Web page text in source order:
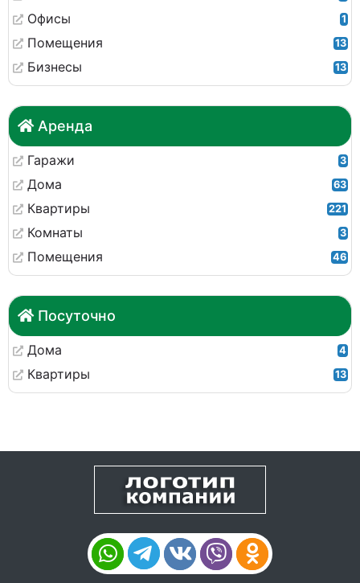
Офисы 1
Помещения 13
Бизнесы 13
Аренда
Гаражи 3
Дома 63
Квартиры 221
Комнаты 3
Помещения 46
Посуточно
Дома 4
Квартиры 13